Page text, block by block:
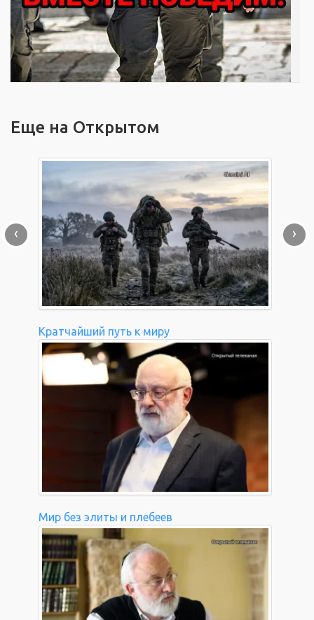
Еще на Открытом
Кратчайший путь к миру
Мир без элиты и плебеев
‹ ›